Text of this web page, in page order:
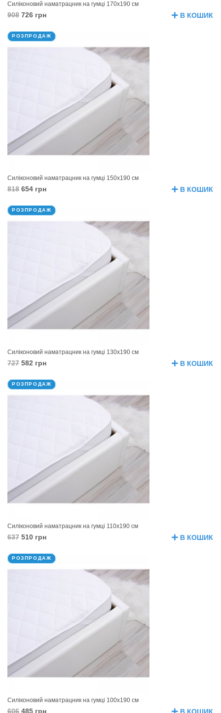
Силіконовий наматрацник на гумці 170х190 см
908 726 грн В КОШИК
РОЗПРОДАЖ
Силіконовий наматрацник на гумці 150х190 см
818 654 грн В КОШИК
РОЗПРОДАЖ
Силіконовий наматрацник на гумці 130х190 см
727 582 грн В КОШИК
РОЗПРОДАЖ
Силіконовий наматрацник на гумці 110х190 см
637 510 грн В КОШИК
РОЗПРОДАЖ
Силіконовий наматрацник на гумці 100х190 см
606 485 грн